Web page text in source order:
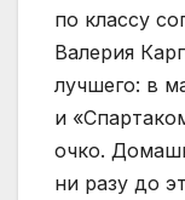
по классу
Валерия
лучшего: в
и
очко.
ни разу до